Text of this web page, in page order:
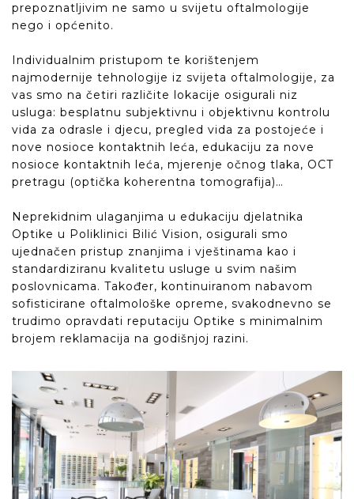
prepoznatljivim ne samo u svijetu oftalmologije
nego i općenito.
Individualnim pristupom te korištenjem
najmodernije tehnologije iz svijeta oftalmologije, za
vas smo na četiri različite lokacije osigurali niz
usluga: besplatnu subjektivnu i objektivnu kontrolu
vida za odrasle i djecu, pregled vida za postojeće i
nove nosioce kontaktnih leća, edukaciju za nove
nosioce kontaktnih leća, mjerenje očnog tlaka, OCT
pretragu (optička koherentna tomografija)…
Neprekidnim ulaganjima u edukaciju djelatnika
Optike u Poliklinici Bilić Vision, osigurali smo
ujednačen pristup znanjima i vještinama kao i
standardiziranu kvalitetu usluge u svim našim
poslovnicama. Također, kontinuiranom nabavom
sofisticirane oftalmološke opreme, svakodnevno se
trudimo opravdati reputaciju Optike s minimalnim
brojem reklamacija na godišnjoj razini.